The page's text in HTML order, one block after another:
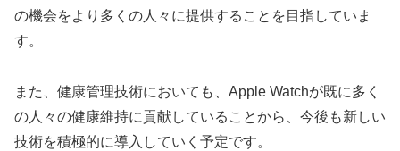
の機会をより多くの人々に提供することを目指していま
す。
また、健康管理技術においても、Apple Watchが既に多く
の人々の健康維持に貢献していることから、今後も新しい
技術を積極的に導入していく予定です。